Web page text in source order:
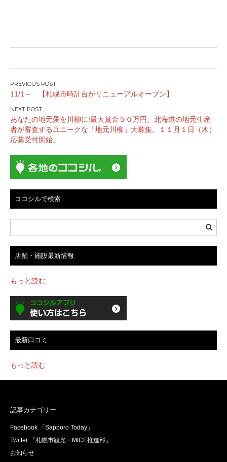
投
稿
ナ
ビ
ゲ
シ
ョ
ン
11/1～ 【札幌市時計台がリニューアルオープン】
あなたの地元愛を川柳に!最大賞金５０万円。北海道の地元生産
者が審査するユニークな「地元川柳」大募集。１１月１日（木）
応募受付開始。
ココシルで検索
店舗・施設最新情報
もっと読む
最新口コミ
もっと読む
記事カテゴリー
Facebook 「Sapporo Today」
Twitter 「札幌市観光・MICE推進部」
お知らせ